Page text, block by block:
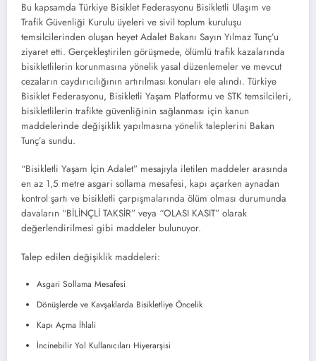
Bu kapsamda Türkiye Bisiklet Federasyonu Bisikletli Ulaşım ve
Trafik Güvenliği Kurulu üyeleri ve sivil toplum kuruluşu
temsilcilerinden oluşan heyet Adalet Bakanı Sayın Yılmaz Tunç’u
ziyaret etti. Gerçekleştirilen görüşmede, ölümlü trafik kazalarında
bisikletlilerin korunmasına yönelik yasal düzenlemeler ve mevcut
cezaların caydırıcılığının artırılması konuları ele alındı. Türkiye
Bisiklet Federasyonu, Bisikletli Yaşam Platformu ve STK temsilcileri,
bisikletlilerin trafikte güvenliğinin sağlanması için kanun
maddelerinde değişiklik yapılmasına yönelik taleplerini Bakan
Tunç’a sundu.
“Bisikletli Yaşam İçin Adalet” mesajıyla iletilen maddeler arasında
en az 1,5 metre asgari sollama mesafesi, kapı açarken aynadan
kontrol şartı ve bisikletli çarpışmalarında ölüm olması durumunda
davaların “BİLİNÇLİ TAKSİR” veya “OLASI KASIT” olarak
değerlendirilmesi gibi maddeler bulunuyor.
Talep edilen değişiklik maddeleri:
Asgari Sollama Mesafesi
Dönüşlerde ve Kavşaklarda Bisikletliye Öncelik
Kapı Açma İhlali
İncinebilir Yol Kullanıcıları Hiyerarşisi